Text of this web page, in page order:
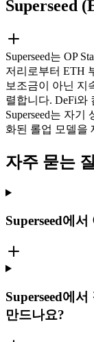
Superseed
Superseed는 OP
저리로부터 ETH
보조금이 아닌 지
렬합니다. DeFi와
Superseed는 자
화된 롤업 모델을
자주 묻는
Superseed에
Superseed에
만드나요?